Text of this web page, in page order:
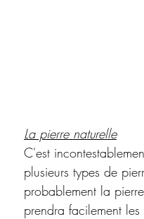
La pierre naturelle
C'est
plusieurs types de
probablement la
prendra facilement